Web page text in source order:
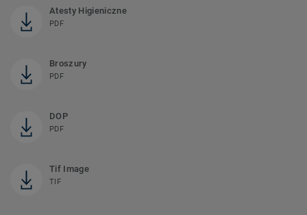
Atesty Higieniczne
PDF
Broszury
PDF
DOP
PDF
Tif Image
TIF